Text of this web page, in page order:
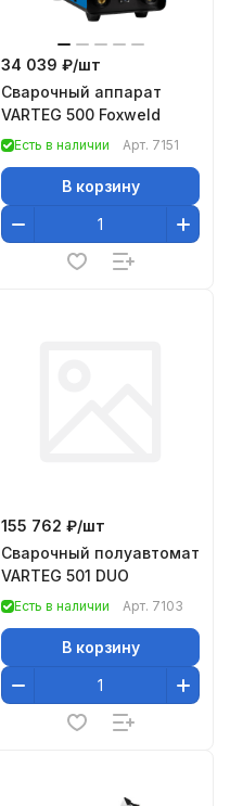
34 039 ₽/шт
Сварочный аппарат
VARTEG 500 Foxweld
Есть в наличии Арт. 7151
В корзину
155 762 ₽/шт
Сварочный полуавтомат
VARTEG 501 DUO
Есть в наличии Арт. 7103
В корзину